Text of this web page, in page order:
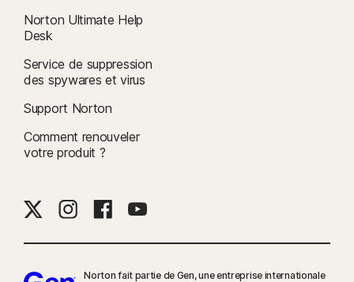
Norton Ultimate Help
Desk
Service de suppression
des spywares et virus
Support Norton
Comment renouveler
votre produit ?
Norton fait partie de Gen, une entreprise internationale